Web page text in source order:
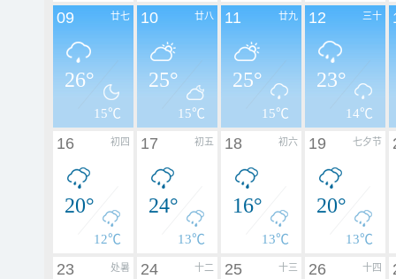
廿七
09
26°
15℃
廿八
10
25°
15℃
廿九
11
25°
15℃
三十
12
23°
14℃
初四
16
20°
12℃
初五
17
24°
13℃
初六
18
16°
13℃
七夕节
19
20°
13℃
处暑
23 十二
24 十三
25 十四
26